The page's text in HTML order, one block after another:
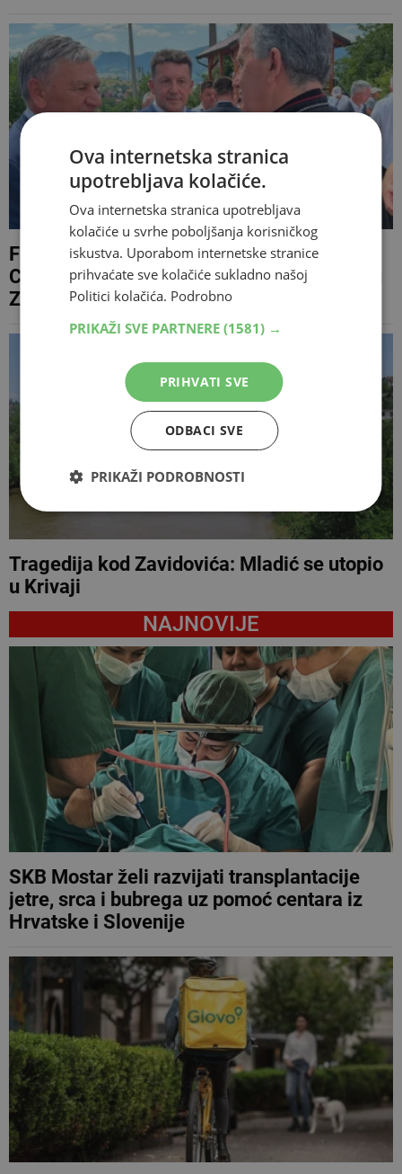
Fuad Kasumović na 150 godina Župe
Crkvica: 'Sretan sam što se ovakve stvari u
Zenici događaju sve više'
Tragedija kod Zavidovića: Mladić se utopio
u Krivaji
NAJNOVIJE
SKB Mostar želi razvijati transplantacije
jetre, srca i bubrega uz pomoć centara iz
Hrvatske i Slovenije
Ova internetska stranica
upotrebljava kolačiće.
Ova internetska stranica upotrebljava
kolačiće u svrhe poboljšanja korisničkog
iskustva. Uporabom internetske stranice
prihvaćate sve kolačiće sukladno našoj
Politici kolačića. Podrobno
PRIKAŽI SVE PARTNERE (1581) →
PRIHVATI SVE
ODBACI SVE
PRIKAŽI PODROBNOSTI